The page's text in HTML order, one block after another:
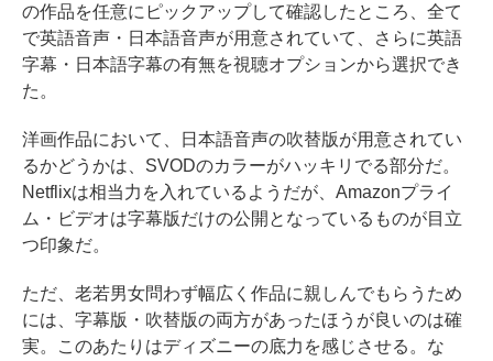
の作品を任意にピックアップして確認したところ、全て
で英語音声・日本語音声が用意されていて、さらに英語
字幕・日本語字幕の有無を視聴オプションから選択でき
た。
洋画作品において、日本語音声の吹替版が用意されてい
るかどうかは、SVODのカラーがハッキリでる部分だ。
Netflixは相当力を入れているようだが、Amazonプライ
ム・ビデオは字幕版だけの公開となっているものが目立
つ印象だ。
ただ、老若男女問わず幅広く作品に親しんでもらうため
には、字幕版・吹替版の両方があったほうが良いのは確
実。このあたりはディズニーの底力を感じさせる。な